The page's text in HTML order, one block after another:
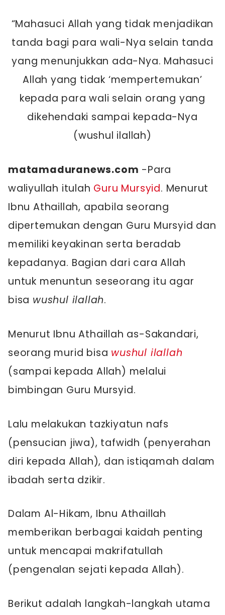
“Mahasuci Allah yang tidak menjadikan
tanda bagi para wali-Nya selain tanda
yang menunjukkan ada-Nya. Mahasuci
Allah yang tidak ‘mempertemukan’
kepada para wali selain orang yang
dikehendaki sampai kepada-Nya
(wushul ilallah)
matamaduranews.com -Para
waliyullah itulah Guru Mursyid. Menurut
Ibnu Athaillah, apabila seorang
dipertemukan dengan Guru Mursyid dan
memiliki keyakinan serta beradab
kepadanya. Bagian dari cara Allah
untuk menuntun seseorang itu agar
bisa wushul ilallah.
Menurut Ibnu Athaillah as-Sakandari,
seorang murid bisa wushul ilallah
(sampai kepada Allah) melalui
bimbingan Guru Mursyid.
Lalu melakukan tazkiyatun nafs
(pensucian jiwa), tafwidh (penyerahan
diri kepada Allah), dan istiqamah dalam
ibadah serta dzikir.
Dalam Al-Hikam, Ibnu Athaillah
memberikan berbagai kaidah penting
untuk mencapai makrifatullah
(pengenalan sejati kepada Allah).
Berikut adalah langkah-langkah utama